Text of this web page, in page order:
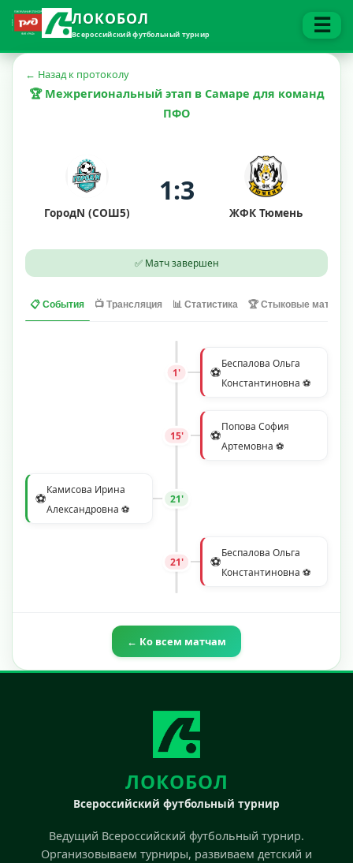
ЛОКОБОЛ
Всероссийский футбольный турнир ☰
← Назад к протоколу
🏆 Межрегиональный этап в Самаре для команд
ПФО
ГородN (СОШ5)
1:3
ЖФК Тюмень
✅ Матч завершен
📋 События 📺 Трансляция 📊 Статистика 🏆 Стыковые матчи
⚽Беспалова Ольга
Константиновна ⚽
1'
⚽Попова София
Артемовна ⚽
15'
⚽Камисова Ирина
Александровна ⚽
21'
⚽Беспалова Ольга
Константиновна ⚽
21'
← Ко всем матчам
ЛОКОБОЛ
Всероссийский футбольный турнир
Ведущий Всероссийский футбольный турнир.
Организовываем турниры, развиваем детский и